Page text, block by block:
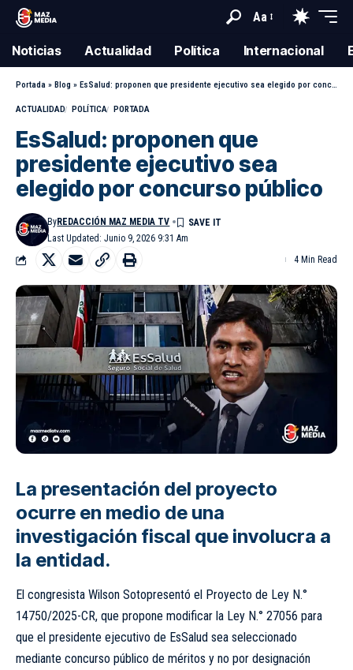
Aa
Noticias Actualidad Política Internacional
Portada » Blog » EsSalud: proponen que presidente ejecutivo sea elegido por concurso público
ACTUALIDAD POLÍTICA PORTADA
EsSalud: proponen que
presidente ejecutivo sea
elegido por concurso público
Last Updated: Junio 9, 2026 9:31 Am
ByREDACCIÓN MAZ MEDIA TV
4 Min Read
La presentación del proyecto
ocurre en medio de una
investigación fiscal que involucra a
la entidad.
El congresista Wilson Sotopresentó el Proyecto de Ley N.°
14750/2025-CR, que propone modificar la Ley N.° 27056 para
que el presidente ejecutivo de EsSalud sea seleccionado
mediante concurso público de méritos y no por designación